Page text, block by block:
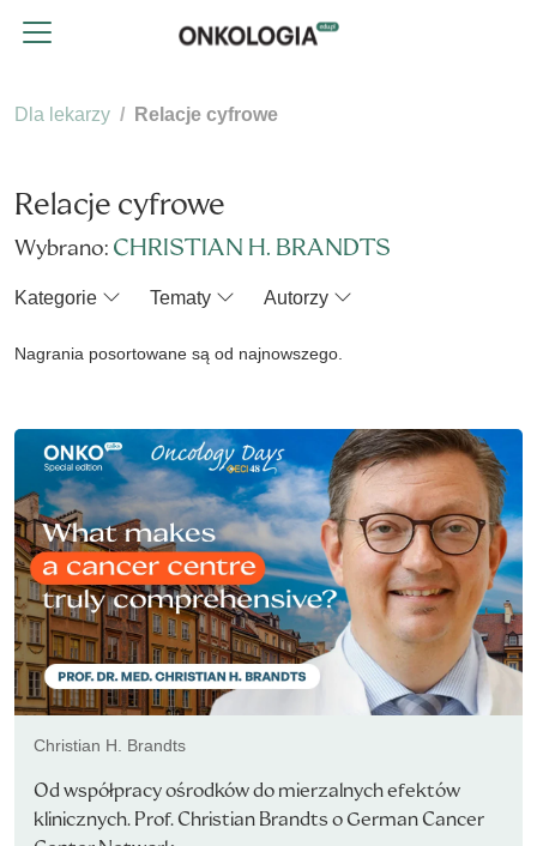
Dla lekarzy Relacje cyfrowe
Relacje cyfrowe
Wybrano: CHRISTIAN H. BRANDTS
Kategorie Tematy Autorzy
Nagrania posortowane są od najnowszego.
Christian H. Brandts
Od współpracy ośrodków do mierzalnych efektów
klinicznych. Prof. Christian Brandts o German Cancer